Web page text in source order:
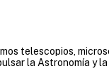
telescopios,
la Astronomía y la